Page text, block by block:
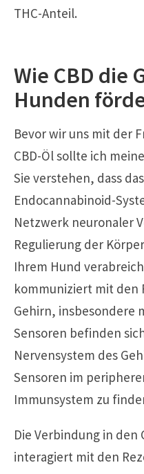
THC-Anteil.
Wie CBD die
Hunden
Bevor wir uns mit der
CBD-Öl sollte ich
Sie verstehen, dass
Endocannabinoid-
Netzwerk neuronaler
Regulierung der
Ihrem Hund
kommuniziert mit den
Gehirn, insbesondere
Sensoren befinden
Nervensystem des
Sensoren im
Immunsystem zu
Die Verbindung in den
interagiert mit den